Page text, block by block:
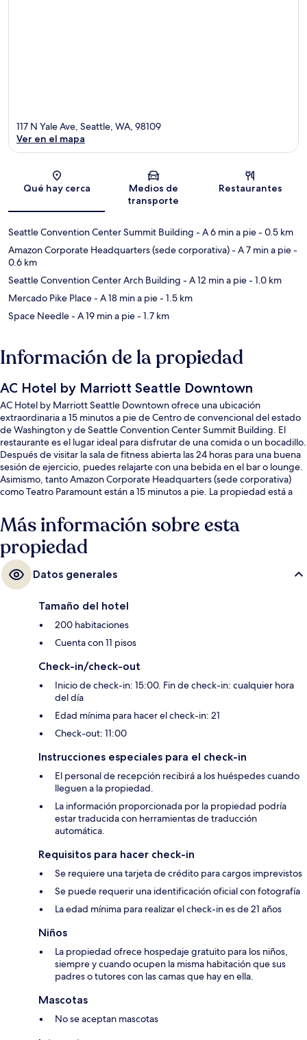
Sección del mapa
117 N Yale Ave, Seattle, WA, 98109
Ver en el mapa
Qué hay cerca
Medios de
transporte
Restaurantes
Seattle Convention Center Summit Building - A 6 min a pie- 0.5 km
Amazon Corporate Headquarters (sede corporativa)- A 7 min a pie-
0.6 km
Seattle Convention Center Arch Building - A 12 min a pie- 1.0 km
Mercado Pike Place- A 18 min a pie- 1.5 km
Space Needle- A 19 min a pie- 1.7 km
Información de la propiedad
AC Hotel by Marriott Seattle Downtown
AC Hotel by Marriott Seattle Downtown ofrece una ubicación
extraordinaria a 15 minutos a pie de Centro de convencional del estado
de Washington y de Seattle Convention Center Summit Building. El
restaurante es el lugar ideal para disfrutar de una comida o un bocadillo.
Después de visitar la sala de fitness abierta las 24 horas para una buena
sesión de ejercicio, puedes relajarte con una bebida en el bar o lounge.
Asimismo, tanto Amazon Corporate Headquarters (sede corporativa)
como Teatro Paramount están a 15 minutos a pie. La propiedad está a
Estación de metro de Westlake Denny Wy está a 8 minutos y Estación
de metro de Terry Av-Thomas St está a 9 minutos.
Más información sobre esta
propiedad
Datos generales
Tamaño del hotel
200 habitaciones
Cuenta con 11 pisos
Check-in/check-out
Inicio de check-in: 15:00. Fin de check-in: cualquier hora
del día
Edad mínima para hacer el check-in: 21
Check-out: 11:00
Instrucciones especiales para el check-in
El personal de recepción recibirá a los huéspedes cuando
lleguen a la propiedad.
La información proporcionada por la propiedad podría
estar traducida con herramientas de traducción
automática.
Requisitos para hacer check-in
Se requiere una tarjeta de crédito para cargos imprevistos
Se puede requerir una identificación oficial con fotografía
La edad mínima para realizar el check-in es de 21 años
Niños
La propiedad ofrece hospedaje gratuito para los niños,
siempre y cuando ocupen la misma habitación que sus
padres o tutores con las camas que hay en ella.
Mascotas
No se aceptan mascotas